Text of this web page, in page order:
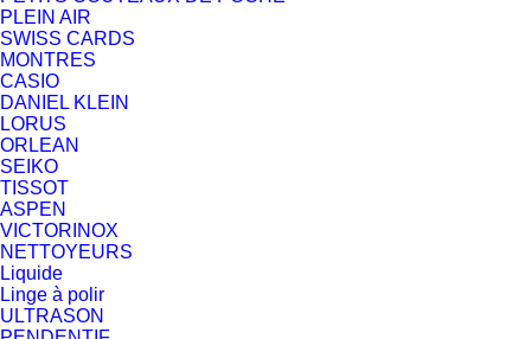
PLEIN AIR
SWISS CARDS
MONTRES
CASIO
DANIEL KLEIN
LORUS
ORLEAN
SEIKO
TISSOT
ASPEN
VICTORINOX
NETTOYEURS
Liquide
Linge à polir
ULTRASON